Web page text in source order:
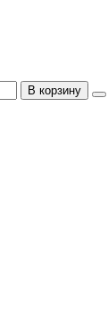
В корзину